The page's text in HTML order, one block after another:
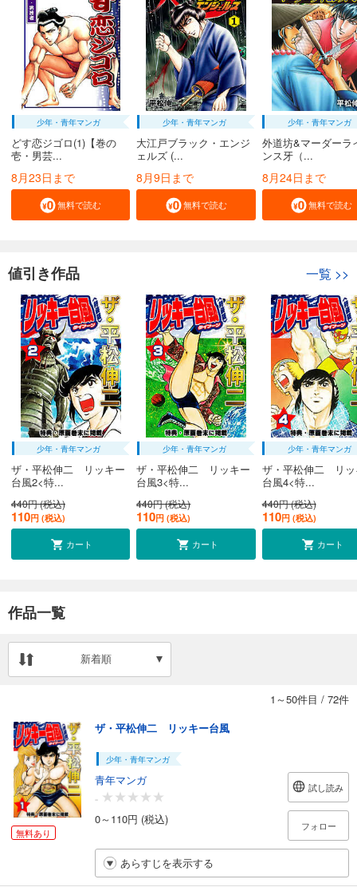
少年・青年マンガ
どす恋ジゴロ(1)【巻の
壱・男芸...
8月23日まで
無料で読む
少年・青年マンガ
大江戸ブラック・エンジ
ェルズ (...
8月9日まで
無料で読む
少年・青年マンガ
外道坊&マーダーラ
ンス牙（...
8月24日まで
無料で読む
値引き作品 一覧 >>
少年・青年マンガ
ザ・平松伸二 リッキー
台風2<特...
440円 (税込)
110円 (税込)
カート
少年・青年マンガ
ザ・平松伸二 リッキー
台風3<特...
440円 (税込)
110円 (税込)
カート
少年・青年マンガ
ザ・平松伸二 リッ
台風4<特...
440円 (税込)
110円 (税込)
カート
作品一覧
新着順
1～50件目 / 72件
無料あり
ザ・平松伸二 リッキー台風
少年・青年マンガ
青年マンガ
-
0～110円 (税込)
試し読み
フォロー
あらすじを表示する